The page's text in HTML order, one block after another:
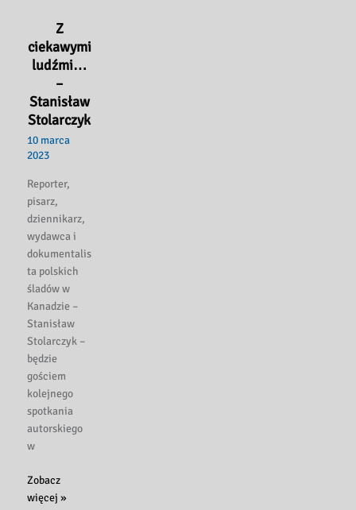
Z
ciekawymi
ludźmi…
–
Stanisław
Stolarczyk
10 marca
2023
Reporter,
pisarz,
dziennikarz,
wydawca i
dokumentalis
ta polskich
śladów w
Kanadzie –
Stanisław
Stolarczyk –
będzie
gościem
kolejnego
spotkania
autorskiego
w
Z
ciekawymi
Zobacz
więcej »